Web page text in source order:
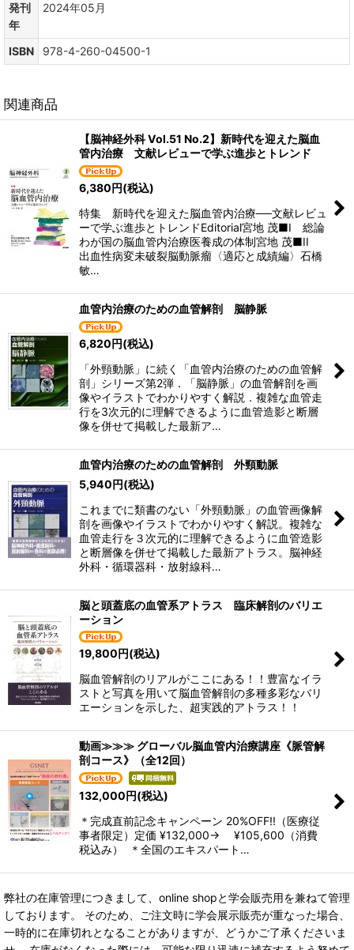
発刊
年
2024年05月
ISBN 978-4-260-04500-1
関連商品
【脳神経外科 Vol.51 No.2】新時代を迎えた脳血
管内治療 文献レビューで学ぶ進歩とトレンド
6,380円(税込)
特集 新時代を迎えた脳血管内治療──文献レビュ
ーで学ぶ進歩とトレンドEditorial宮地 茂■I 総論
わが国の脳血管内治療医養成の体制宮地 茂■II
出血性病変未破裂脳動脈瘤〈適応と成績編〉石橋
敏…
血管内治療のための血管解剖 脳静脈
6,820円(税込)
「外頸動脈」に続く「血管内治療のための血管解
剖」シリーズ第2弾．「脳静脈」の血管解剖を画
像やイラストでわかりやすく解説．複雑な血管走
行を3次元的に理解できるように血管造影と断層
像を併せて掲載した最新ア…
血管内治療のための血管解剖 外頸動脈
5,940円(税込)
これまでに類書のない「外頸動脈」の血管画像解
剖を画像やイラストでわかりやすく解説。複雑な
血管走行を３次元的に理解できるように血管造影
と断層像を併せて掲載した最新アトラス。脳神経
外科・循環器科・放射線科…
脳と頭蓋底の血管系アトラス 臨床解剖のバリエ
ーション
19,800円(税込)
脳血管解剖のリアルがここにある！！豊富なイラ
ストと写真を用いて脳血管解剖の多種多彩なバリ
エーションを示した、超実践的アトラス！！
動画≫≫≫ グローバル脳血管内治療講座《脈管解
剖コース》（全12回）
132,000円(税込)
＊完成直前記念キャンペーン 20%OFF!!（医療従
事者限定）定価 ¥132,000→ ¥105,600（消費
税込み） ＊全国のエキスパート…
弊社の在庫管理につきまして、online shopと学会販売用を兼ねて管理
しております。 そのため、ご注文時に学会展示販売が重なった場合、
一時的に在庫切れとなることがありますが、どうかご了承くださいま